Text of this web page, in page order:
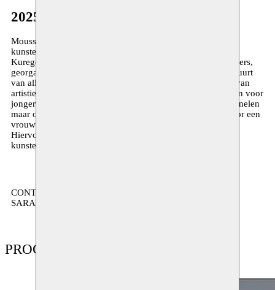
2025
Moussem Communities is een activiteitenpool die onze
kunstenaars verbindt met de buurtbewoners van onze wijk,
Kuregem. Doorheen participatieve projecten, creatieve ateliers,
georganiseerde bezoeken,… betrekken we mensen uit de buurt
van alle leeftijden als bezoekers en als actieve deelnemers van
artistieke processen. Denk: een zomerstage portretschilderen voor
jongeren, een open studio waarin niet enkel sectorprofessionelen
maar ook buren meepraten, een tentoonstelling opgezet door een
vrouwengroepje samen met een kunstenaar in residentie.
Hiervoor werken samen met lokale organisaties, scholen,
kunstenaars, jeugdwerkingen en bewoners.
CONTACTPERSOON:
SARA AVCI sara[at]moussem.be
PROGRAMMA